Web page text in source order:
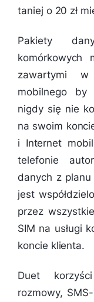
taniej o 20 zł
Pakiety
komórkowych
zawartymi
mobilnego by
nigdy się nie
na swoim
i Internet
telefonie
danych z
jest
przez
SIM na usługi
koncie klienta.
Duet
rozmowy,